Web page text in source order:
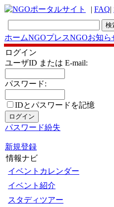
| FAQ|
ホームNGOプレスNGOお知ら
ログイン
ユーザID または E-mail:
パスワード:
IDとパスワードを記憶
パスワード紛失
新規登録
情報ナビ
イベントカレンダー
イベント紹介
スタディツアー